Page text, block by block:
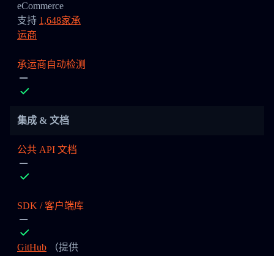
eCommerce
支持 1,648家承
运商
承运商自动检测
集成 & 文档
公共 API 文档
SDK / 客户端库
GitHub （提供